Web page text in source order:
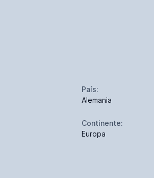
País:
Alemania
Continente:
Europa